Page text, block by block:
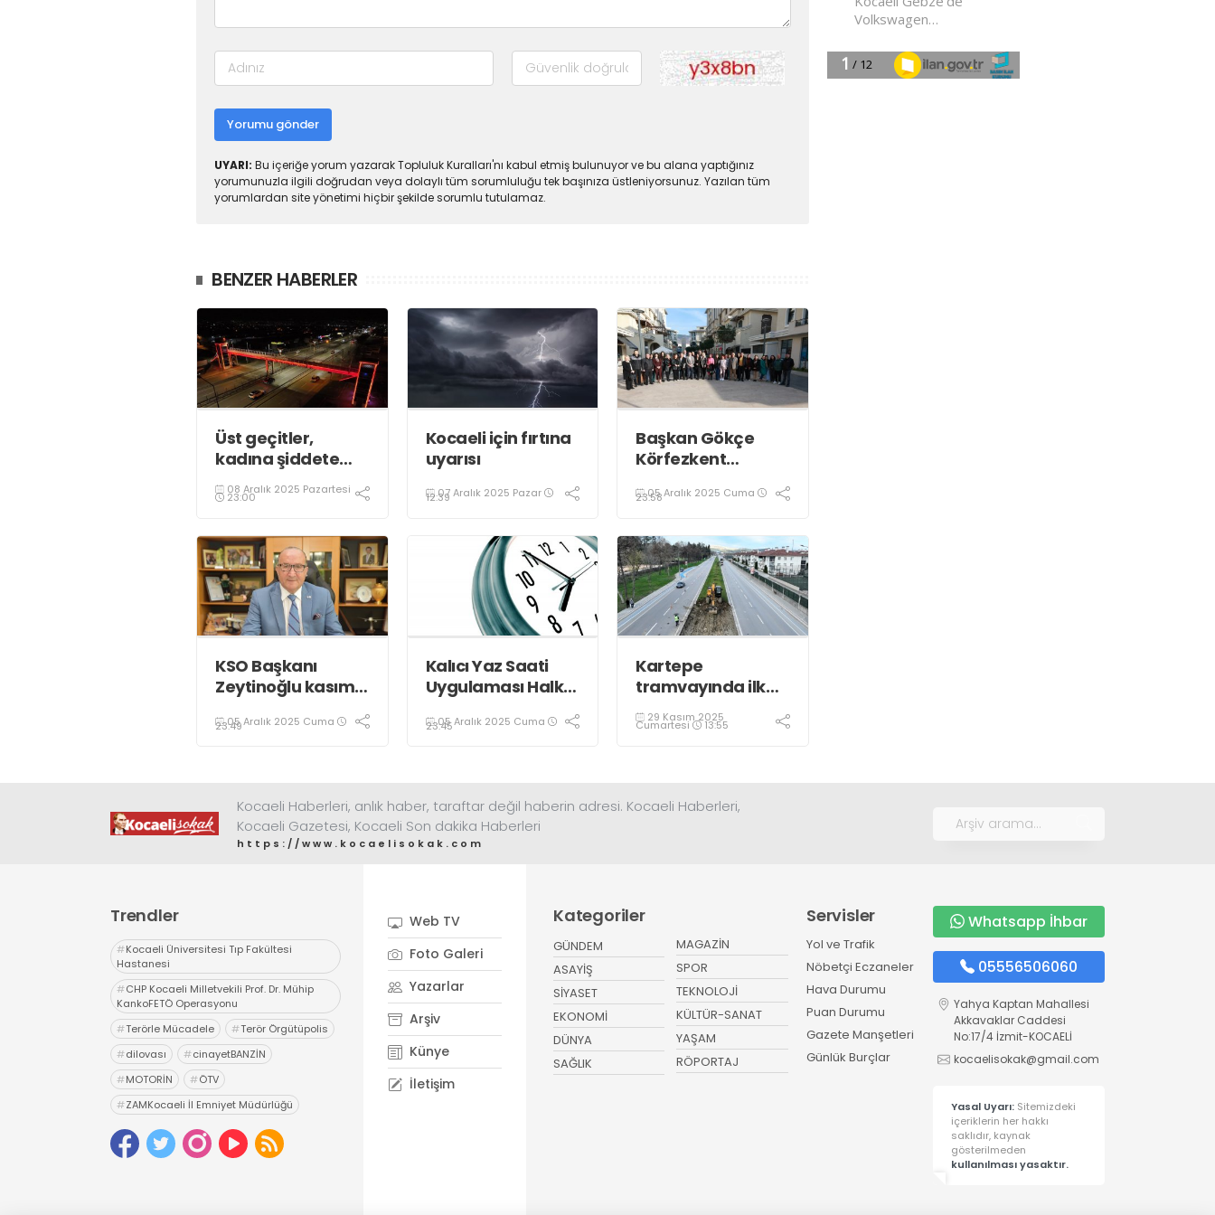
Yorumu gönder
UYARI: Bu içeriğe yorum yazarak Topluluk Kuralları'nı kabul etmiş bulunuyor ve bu alana yaptığınız
yorumunuzla ilgili doğrudan veya dolaylı tüm sorumluluğu tek başınıza üstleniyorsunuz. Yazılan tüm
yorumlardan site yönetimi hiçbir şekilde sorumlu tutulamaz.
BENZER HABERLER
Üst geçitler,
kadına şiddete
karşı “turuncu”
renkle aydınlatıldı;
08 Aralık 2025 Pazartesi
23:00
Kocaeli için fırtına
uyarısı
07 Aralık 2025 Pazar
12:39
Başkan Gökçe
Körfezkent
Oldu
05 Aralık 2025 Cuma
23:58
KSO Başkanı
Zeytinoğlu kasım
verilerini
05 Aralık 2025 Cuma
23:49
Kalıcı Yaz Saati
Uygulaması Halkın
Ediyor!
05 Aralık 2025 Cuma
23:45
Kartepe
tramvayında ilk
kepçe vuruldu
29 Kasım 2025
Cumartesi 13:55
Kocaeli Haberleri, anlık haber, taraftar değil haberin adresi. Kocaeli Haberleri,
Kocaeli Gazetesi, Kocaeli Son dakika Haberleri
https://www.kocaelisokak.com
Trendler
#Kocaeli Üniversitesi Tıp Fakültesi
Hastanesi
#CHP Kocaeli Milletvekili Prof. Dr. Mühip
KankoFETÖ Operasyonu
#Terörle Mücadele #Terör Örgütüpolis
#dilovası #cinayetBANZİN
#MOTORİN #ÖTV
#ZAMKocaeli İl Emniyet Müdürlüğü
#Uyuşturucu # uyarıcı madde ticareti
# hapis
Web TV
Foto Galeri
Yazarlar
Arşiv
Künye
İletişim
Kategoriler
GÜNDEM
ASAYİŞ
SİYASET
EKONOMİ
DÜNYA
SAĞLIK
MAGAZİN
SPOR
TEKNOLOJİ
KÜLTÜR-SANAT
YAŞAM
RÖPORTAJ
Servisler
Yol ve Trafik
Nöbetçi Eczaneler
Hava Durumu
Puan Durumu
Gazete Manşetleri
Günlük Burçlar
Whatsapp İhbar
05556506060
Yahya Kaptan Mahallesi
Akkavaklar Caddesi
No:17/4 İzmit-KOCAELİ
kocaelisokak@gmail.com
Yasal Uyarı: Sitemizdeki
içeriklerin her hakkı
saklıdır, kaynak
gösterilmeden
kullanılması yasaktır.